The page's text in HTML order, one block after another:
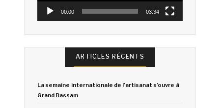
00:00 03:34
ARTICLES RÉCENTS
La semaine internationale de l’artisanat s’ouvre à
Grand Bassam